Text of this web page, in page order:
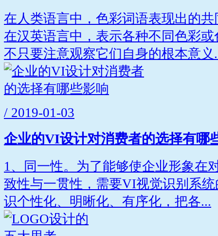
在人类语言中，色彩词语表现出的
在汉英语言中，表示各种不同色彩
不只要注意观察它们自身的根本意义
/ 2019-01-03
企业的VI设计对消费者的选择有哪
1、同一性。为了能够使企业形象在
致性与一贯性，需要VI视觉识别系
识个性化、明晰化、有序化，把各...